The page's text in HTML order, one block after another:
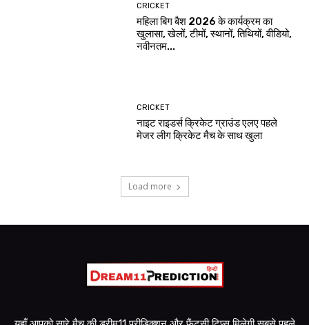
CRICKET
महिला बिग बैश 2026 के कार्यक्रम का
खुलासा, खेलों, टीमों, स्थानों, तिथियों, वीडियो,
नवीनतम...
CRICKET
नाइट राइडर्स क्रिकेट ग्राउंड एलए पहले
मेजर लीग क्रिकेट मैच के साथ खुला
Load more